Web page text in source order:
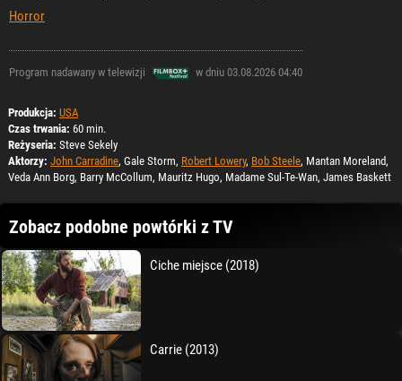
Horror
Program nadawany w telewizji w dniu 03.08.2026 04:40
Produkcja: USA
Czas trwania: 60 min.
Reżyseria: Steve Sekely
Aktorzy: John Carradine, Gale Storm, Robert Lowery, Bob Steele, Mantan Moreland,
Veda Ann Borg, Barry McCollum, Mauritz Hugo, Madame Sul-Te-Wan, James Baskett
Zobacz podobne powtórki z TV
Ciche miejsce (2018)
Carrie (2013)